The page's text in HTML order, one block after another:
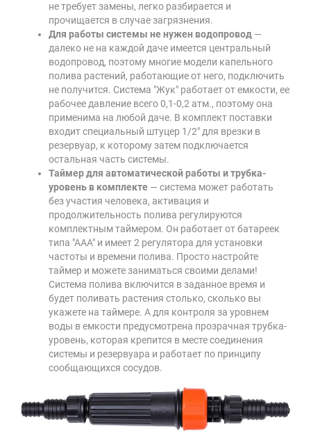
не требует замены, легко разбирается и
прочищается в случае загрязнения.
Для работы системы не нужен водопровод —
далеко не на каждой даче имеется центральный
водопровод, поэтому многие модели капельного
полива растений, работающие от него, подключить
не получится. Система "Жук" работает от емкости, ее
рабочее давление всего 0,1-0,2 атм., поэтому она
применима на любой даче. В комплект поставки
входит специальный штуцер 1/2" для врезки в
резервуар, к которому затем подключается
остальная часть системы.
Таймер для автоматической работы и трубка-
уровень в комплекте — система может работать
без участия человека, активация и
продолжительность полива регулируются
комплектным таймером. Он работает от батареек
типа "ААА" и имеет 2 регулятора для установки
частоты и времени полива. Просто настройте
таймер и можете заниматься своими делами!
Система полива включится в заданное время и
будет поливать растения столько, сколько вы
укажете на таймере. А для контроля за уровнем
воды в емкости предусмотрена прозрачная трубка-
уровень, которая крепится в месте соединения
системы и резервуара и работает по принципу
сообщающихся сосудов.